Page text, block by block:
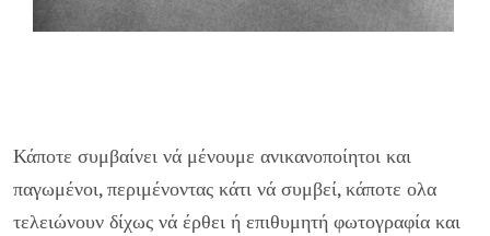
Κάποτε συμβαίνει νά μένουμε ανικανοποίητοι και
παγωμέ­νοι, περιμένοντας κάτι νά συμβεί, κάποτε ολα
τελειώνουν δί­χως νά έρθει ή επιθυμητή φωτογραφία και